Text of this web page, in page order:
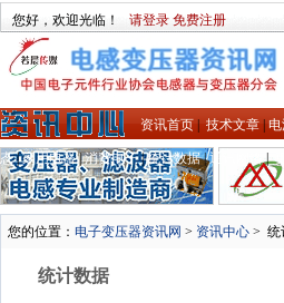
您好，欢迎光临！ 请登录 免费注册
资讯首页 技术文章
态|家用电器|消费电子|统计数据|通讯网络|
您的位置： 电子变压器资讯网 > 资讯中心 > 统
统计数据